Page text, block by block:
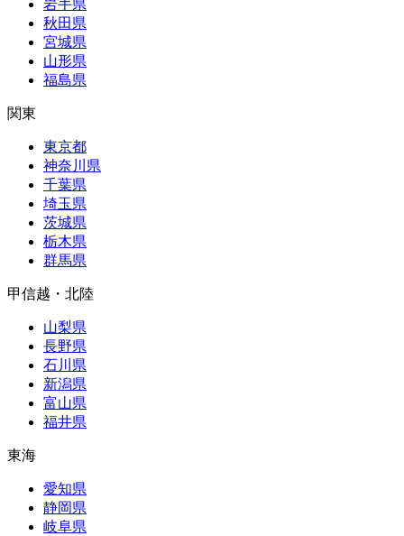
岩手県
秋田県
宮城県
山形県
福島県
関東
東京都
神奈川県
千葉県
埼玉県
茨城県
栃木県
群馬県
甲信越・北陸
山梨県
長野県
石川県
新潟県
富山県
福井県
東海
愛知県
静岡県
岐阜県